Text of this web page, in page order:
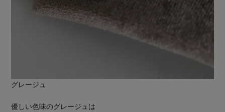
グレージュ
優しい色味のグレージュは